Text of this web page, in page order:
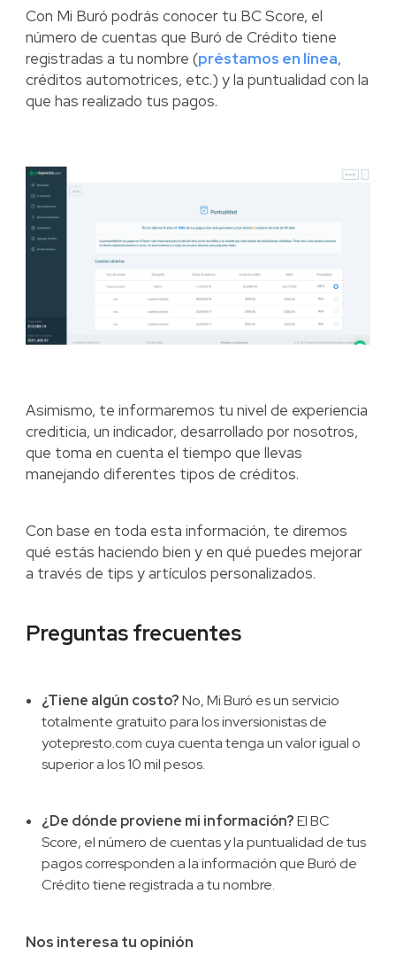
Con Mi Buró podrás conocer tu BC Score, el
número de cuentas que Buró de Crédito tiene
registradas a tu nombre (préstamos en línea,
créditos automotrices, etc.) y la puntualidad con la
que has realizado tus pagos.
Asimismo, te informaremos tu nivel de experiencia
crediticia, un indicador, desarrollado por nosotros,
que toma en cuenta el tiempo que llevas
manejando diferentes tipos de créditos.
Con base en toda esta información, te diremos
qué estás haciendo bien y en qué puedes mejorar
a través de tips y artículos personalizados.
Preguntas frecuentes
¿Tiene algún costo?No, Mi Buró es un servicio
totalmente gratuito para los inversionistas de
yotepresto.com cuya cuenta tenga un valor igual o
superior a los 10 mil pesos.
¿De dónde proviene mi información?El BC
Score, el número de cuentas y la puntualidad de tus
pagos corresponden a la información que Buró de
Crédito tiene registrada a tu nombre.
Nos interesa tu opinión